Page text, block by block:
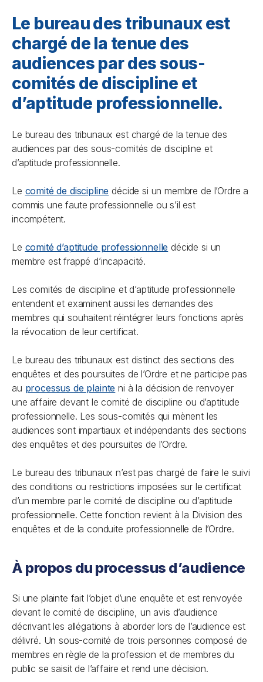
Le bureau des tribunaux est
chargé de la tenue des
audiences par des sous-
comités de discipline et
d’aptitude professionnelle.
Le bureau des tribunaux est chargé de la tenue des
audiences par des sous-comités de discipline et
d’aptitude professionnelle.
Le comité de discipline décide si un membre de l’Ordre a
commis une faute professionnelle ou s’il est
incompétent.
Le comité d’aptitude professionnelle décide si un
membre est frappé d’incapacité.
Les comités de discipline et d’aptitude professionnelle
entendent et examinent aussi les demandes des
membres qui souhaitent réintégrer leurs fonctions après
la révocation de leur certificat.
Le bureau des tribunaux est distinct des sections des
enquêtes et des poursuites de l’Ordre et ne participe pas
au processus de plainte ni à la décision de renvoyer
une affaire devant le comité de discipline ou d’aptitude
professionnelle. Les sous-comités qui mènent les
audiences sont impartiaux et indépendants des sections
des enquêtes et des poursuites de l’Ordre.
Le bureau des tribunaux n’est pas chargé de faire le suivi
des conditions ou restrictions imposées sur le certificat
d’un membre par le comité de discipline ou d’aptitude
professionnelle. Cette fonction revient à la Division des
enquêtes et de la conduite professionnelle de l’Ordre.
À propos du processus d’audience
Si une plainte fait l’objet d’une enquête et est renvoyée
devant le comité de discipline, un avis d’audience
décrivant les allégations à aborder lors de l’audience est
délivré. Un sous-comité de trois personnes composé de
membres en règle de la profession et de membres du
public se saisit de l’affaire et rend une décision.